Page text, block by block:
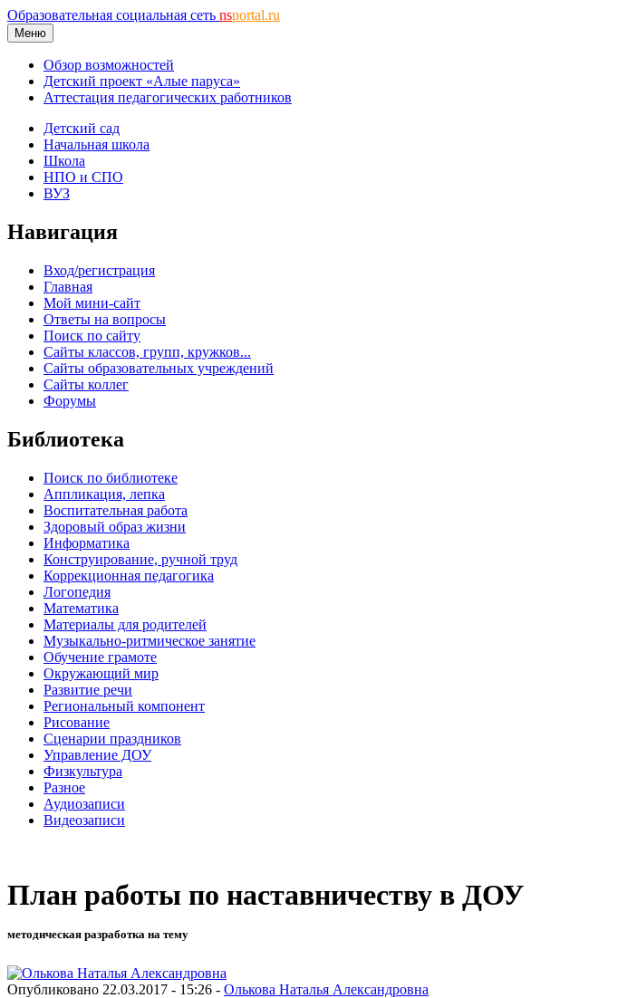
Образовательная социальная сеть nsportal.ru
Меню
Обзор возможностей
Детский проект «Алые паруса»
Аттестация педагогических работников
Детский сад
Начальная школа
Школа
НПО и СПО
ВУЗ
Навигация
Вход/регистрация
Главная
Мой мини-сайт
Ответы на вопросы
Поиск по сайту
Сайты классов, групп, кружков...
Сайты образовательных учреждений
Сайты коллег
Форумы
Библиотека
Поиск по библиотеке
Аппликация, лепка
Воспитательная работа
Здоровый образ жизни
Информатика
Конструирование, ручной труд
Коррекционная педагогика
Логопедия
Математика
Материалы для родителей
Музыкально-ритмическое занятие
Обучение грамоте
Окружающий мир
Развитие речи
Региональный компонент
Рисование
Сценарии праздников
Управление ДОУ
Физкультура
Разное
Аудиозаписи
Видеозаписи
План работы по наставничеству в ДОУ
методическая разработка на тему
Опубликовано 22.03.2017 - 15:26 - Олькова Наталья Александровна